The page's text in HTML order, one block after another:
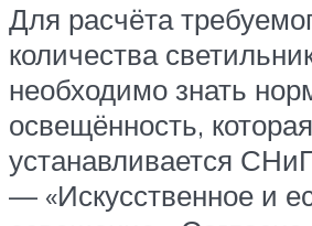
Для расчёта
количества
необходимо знать
освещённость, которая
устанавливается
— «Искусственное и